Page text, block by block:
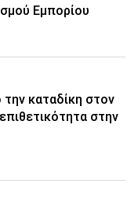
Εμπορίου
καταδίκη στον
στην